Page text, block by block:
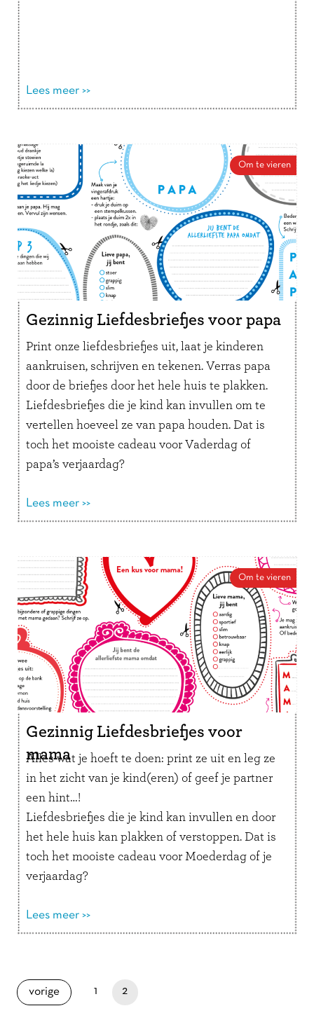
Lees meer >>
Om te vieren
Gezinnig Liefdesbriefjes voor papa
Print onze liefdesbriefjes uit, laat je kinderen
aankruisen, schrijven en tekenen. Verras papa
door de briefjes door het hele huis te plakken.
Liefdesbriefjes die je kind kan invullen om te
vertellen hoeveel ze van papa houden. Dat is
toch het mooiste cadeau voor Vaderdag of
papa’s verjaardag?
Lees meer >>
Om te vieren
Gezinnig Liefdesbriefjes voor
mama
Alles wat je hoeft te doen: print ze uit en leg ze
in het zicht van je kind(eren) of geef je partner
een hint…!
Liefdesbriefjes die je kind kan invullen en door
het hele huis kan plakken of verstoppen. Dat is
toch het mooiste cadeau voor Moederdag of je
verjaardag?
Lees meer >>
paginapage 2 of 2
vorige
pagina pagina
1 je bent nu op pagina
2